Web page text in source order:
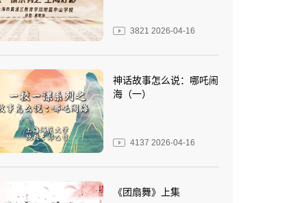
3821 2026-04-16
神话故事怎么说：哪吒闹
海（一）
4137 2026-04-16
《团扇舞》上集